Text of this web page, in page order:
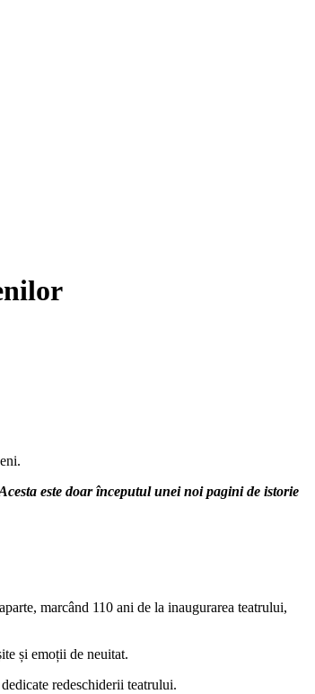
este doar începutul unei noi pagini de istorie
marcând 110 ani de la inaugurarea teatrului,
și emoții de neuitat.
redeschiderii teatrului.